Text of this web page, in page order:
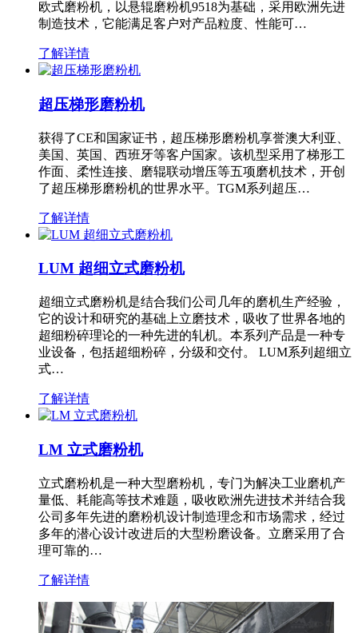
欧式磨粉机，以悬辊磨粉机9518为基础，采用欧洲先进
制造技术，它能满足客户对产品粒度、性能可…
了解详情
超压梯形磨粉机
获得了CE和国家证书，超压梯形磨粉机享誉澳大利亚、
美国、英国、西班牙等客户国家。该机型采用了梯形工
作面、柔性连接、磨辊联动增压等五项磨机技术，开创
了超压梯形磨粉机的世界水平。TGM系列超压…
了解详情
LUM 超细立式磨粉机
超细立式磨粉机是结合我们公司几年的磨机生产经验，
它的设计和研究的基础上立磨技术，吸收了世界各地的
超细粉碎理论的一种先进的轧机。本系列产品是一种专
业设备，包括超细粉碎，分级和交付。 LUM系列超细立
式…
了解详情
LM 立式磨粉机
立式磨粉机是一种大型磨粉机，专门为解决工业磨机产
量低、耗能高等技术难题，吸收欧洲先进技术并结合我
公司多年先进的磨粉机设计制造理念和市场需求，经过
多年的潜心设计改进后的大型粉磨设备。立磨采用了合
理可靠的…
了解详情